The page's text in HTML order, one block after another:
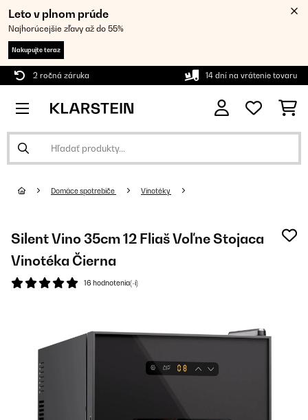
Leto v plnom prúde
Najhorúcejšie zľavy až do 55%
Nakupujte teraz
2 ročná záruka 14 dní na vrátenie tovaru
Domáce spotrebiče Vinotéky
Silent Vino 35cm 12 Fliaš Voľne Stojaca
Vinotéka Čierna
16 hodnotenia(-í)